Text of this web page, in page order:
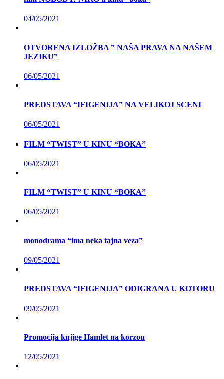
04/05/2021
OTVORENA IZLOŽBA ” NAŠA PRAVA NA NAŠEM
JEZIKU”
06/05/2021
PREDSTAVA “IFIGENIJA” NA VELIKOJ SCENI
06/05/2021
FILM “TWIST” U KINU “BOKA”
06/05/2021
FILM “TWIST” U KINU “BOKA”
06/05/2021
monodrama “ima neka tajna veza”
09/05/2021
PREDSTAVA “IFIGENIJA” ODIGRANA U KOTORU
09/05/2021
Promocija knjige Hamlet na korzou
12/05/2021